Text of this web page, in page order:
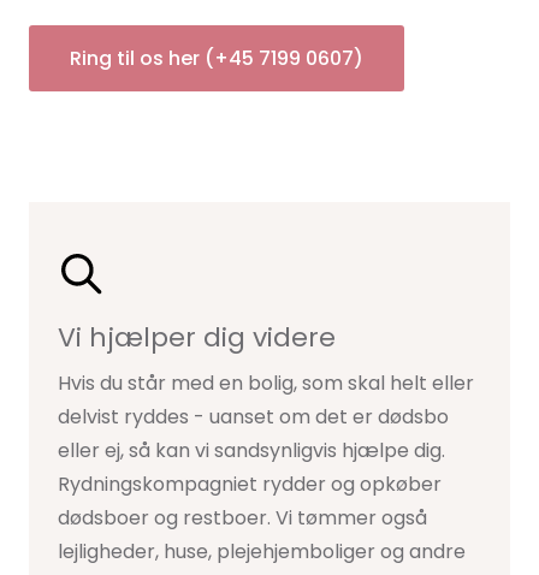
Ring til os her (+45 7199 0607)
Vi hjælper dig videre
Hvis du står med en bolig, som skal helt eller
delvist ryddes - uanset om det er dødsbo
eller ej, så kan vi sandsynligvis hjælpe dig.
Rydningskompagniet rydder og opkøber
dødsboer og restboer. Vi tømmer også
lejligheder, huse, plejehjemboliger og andre